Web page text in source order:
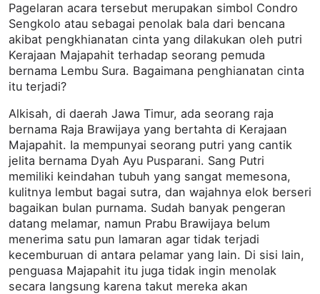
Pagelaran acara tersebut merupakan simbol Condro
Sengkolo atau sebagai penolak bala dari bencana
akibat pengkhianatan cinta yang dilakukan oleh putri
Kerajaan Majapahit terhadap seorang pemuda
bernama Lembu Sura. Bagaimana penghianatan cinta
itu terjadi?
Alkisah, di daerah Jawa Timur, ada seorang raja
bernama Raja Brawijaya yang bertahta di Kerajaan
Majapahit. Ia mempunyai seorang putri yang cantik
jelita bernama Dyah Ayu Pusparani. Sang Putri
memiliki keindahan tubuh yang sangat memesona,
kulitnya lembut bagai sutra, dan wajahnya elok berseri
bagaikan bulan purnama. Sudah banyak pengeran
datang melamar, namun Prabu Brawijaya belum
menerima satu pun lamaran agar tidak terjadi
kecemburuan di antara pelamar yang lain. Di sisi lain,
penguasa Majapahit itu juga tidak ingin menolak
secara langsung karena takut mereka akan